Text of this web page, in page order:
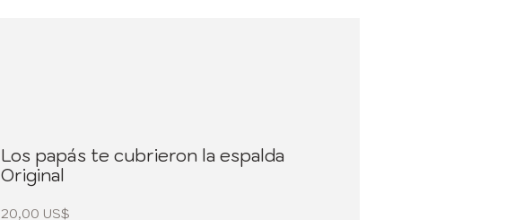
Los papás te cubrieron la espalda
Original
20,00 US$